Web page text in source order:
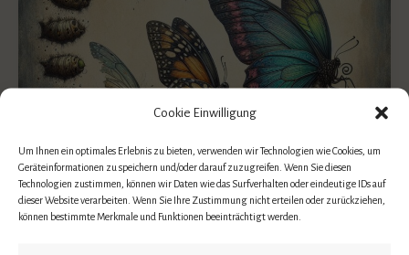
Cookie Einwilligung
Um Ihnen ein optimales Erlebnis zu bieten, verwenden wir Technologien wie Cookies, um
Geräteinformationen zu speichern und/oder darauf zuzugreifen. Wenn Sie diesen
Technologien zustimmen, können wir Daten wie das Surfverhalten oder eindeutige IDs auf
dieser Website verarbeiten. Wenn Sie Ihre Zustimmung nicht erteilen oder zurückziehen,
können bestimmte Merkmale und Funktionen beeinträchtigt werden.
Allgemein